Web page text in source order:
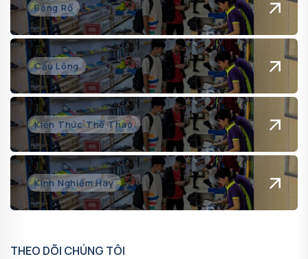
Bóng Rổ
Cầu Lông
Kiến Thức Thể Thao
Kinh Nghiệm Hay
THEO DÕI CHÚNG TÔI